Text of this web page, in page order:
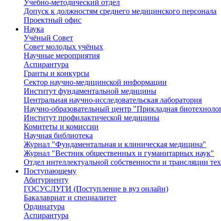
Учебно-методический отдел
Допуск к должностям среднего медицинского персонала
Проектный офис
Наука
Учёный Cовет
Совет молодых учёных
Научные мероприятия
Аспирантура
Гранты и конкурсы
Сектор научно-медицинской информации
Институт фундаментальной медицины
Центральная научно-исследовательская лаборатория
Научно-образовательный центр "Прикладная
Институт профилактической медицины
Комитеты и комиссии
Научная библиотека
Журнал "Фундаментальная и клиническая медицина"
Журнал "Вестник общественных и гуманитарных наук"
Отдел интеллектуальной собственности и трансляции
Поступающему
Абитуриенту
ГОСУСЛУГИ (Поступление в вуз онлайн)
Бакалавриат и специалитет
Ординатура
Аспирантура